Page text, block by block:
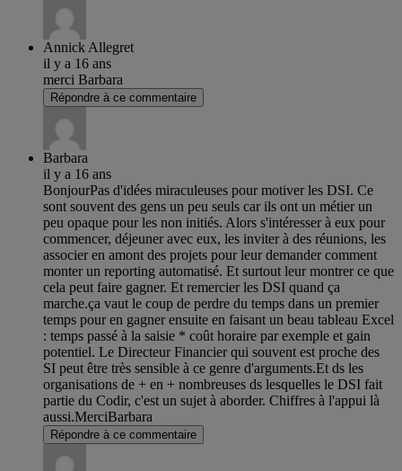
Annick Allegret
il y a 16 ans
merci Barbara
Répondre à ce commentaire
Barbara
il y a 16 ans
BonjourPas d'idées miraculeuses pour motiver les DSI. Ce
sont souvent des gens un peu seuls car ils ont un métier un
peu opaque pour les non initiés. Alors s'intéresser à eux pour
commencer, déjeuner avec eux, les inviter à des réunions, les
associer en amont des projets pour leur demander comment
monter un reporting automatisé. Et surtout leur montrer ce que
cela peut faire gagner. Et remercier les DSI quand ça
marche.ça vaut le coup de perdre du temps dans un premier
temps pour en gagner ensuite en faisant un beau tableau Excel
: temps passé à la saisie * coût horaire par exemple et gain
potentiel. Le Directeur Financier qui souvent est proche des
SI peut être très sensible à ce genre d'arguments.Et ds les
organisations de + en + nombreuses ds lesquelles le DSI fait
partie du Codir, c'est un sujet à aborder. Chiffres à l'appui là
aussi.MerciBarbara
Répondre à ce commentaire